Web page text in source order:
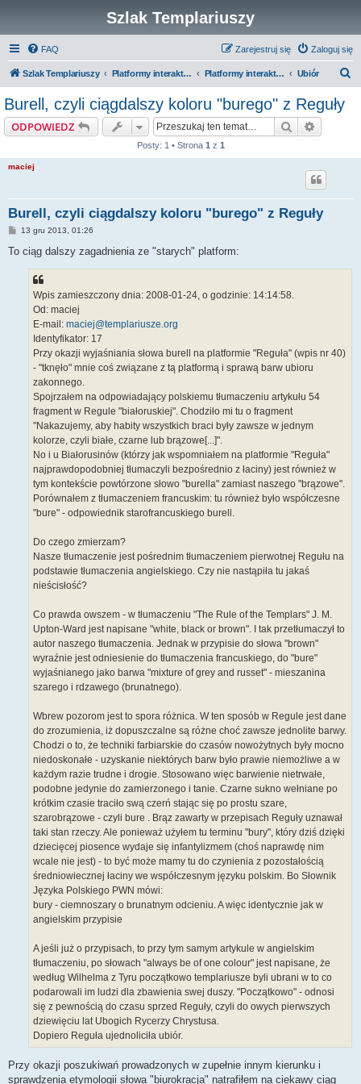
Szlak Templariuszy
FAQ Zaloguj się
Zarejestruj się
Szlak Templariuszy Platformy interaktywne Szlaku Templariuszy Platformy interaktywne - Zakon Templariuszy Ubiór
Burell, czyli ciągdalszy koloru "burego" z Reguły
ODPOWIEDZ Szukaj
Posty: 1 • Strona 1 z 1
maciej
Burell, czyli ciągdalszy koloru "burego" z Reguły
P
s
13 gru 2013, 01:26
To ciąg dalszy zagadnienia ze "starych" platform:
Wpis zamieszczony dnia: 2008-01-24, o godzinie: 14:14:58.
Od: maciej
E-mail: maciej@templariusze.org
Identyfikator: 17
Przy okazji wyjaśniania słowa burell na platformie "Reguła" (wpis nr 40)
- "tknęło" mnie coś związane z tą platformą i sprawą barw ubioru
zakonnego.
Spojrzałem na odpowiadający polskiemu tłumaczeniu artykułu 54
fragment w Regule "białoruskiej". Chodziło mi tu o fragment
"Nakazujemy, aby habity wszystkich braci były zawsze w jednym
kolorze, czyli białe, czarne lub brązowe[...]".
No i u Białorusinów (którzy jak wspomniałem na platformie "Reguła"
najprawdopodobniej tłumaczyli bezpośrednio z łaciny) jest również w
tym kontekście powtórzone słowo "burella" zamiast naszego "brązowe".
Porównałem z tłumaczeniem francuskim: tu również było współczesne
"bure" - odpowiednik starofrancuskiego burell.
Do czego zmierzam?
Nasze tłumaczenie jest pośrednim tłumaczeniem pierwotnej Regułu na
podstawie tłumaczenia angielskiego. Czy nie nastąpiła tu jakaś
nieścisłość?
Co prawda owszem - w tłumaczeniu "The Rule of the Templars" J. M.
Upton-Ward jest napisane "white, black or brown". I tak przetłumaczył to
autor naszego tłumaczenia. Jednak w przypisie do słowa "brown"
wyraźnie jest odniesienie do tłumaczenia francuskiego, do "bure"
wyjaśnianego jako barwa "mixture of grey and russet" - mieszanina
szarego i rdzawego (brunatnego).
Wbrew pozorom jest to spora różnica. W ten sposób w Regule jest dane
do zrozumienia, iż dopuszczalne są różne choć zawsze jednolite barwy.
Chodzi o to, że techniki farbiarskie do czasów nowożytnych były mocno
niedoskonałe - uzyskanie niektórych barw było prawie niemożliwe a w
każdym razie trudne i drogie. Stosowano więc barwienie nietrwałe,
podobne jedynie do zamierzonego i tanie. Czarne sukno wełniane po
krótkim czasie traciło swą czerń stając się po prostu szare,
szarobrązowe - czyli bure . Brąz zawarty w przepisach Reguły uznawał
taki stan rzeczy. Ale ponieważ użyłem tu terminu "bury", który dziś dzięki
dziecięcej piosence wydaje się infantylizmem (choś naprawdę nim
wcale nie jest) - to być może mamy tu do czynienia z pozostałością
średniowiecznej łaciny we współczesnym języku polskim. Bo Słownik
Języka Polskiego PWN mówi:
bury - ciemnoszary o brunatnym odcieniu. A więc identycznie jak w
angielskim przypisie
A jeśli już o przypisach, to przy tym samym artykule w angielskim
tłumaczeniu, po słowach "always be of one colour" jest napisane, że
według Wilhelma z Tyru początkowo templariusze byli ubrani w to co
podarowali im ludzi dla zbawienia swej duszy. "Początkowo" - odnosi
się z pewnością do czasu sprzed Reguły, czyli do owych pierwszych
dziewięciu lat Ubogich Rycerzy Chrystusa.
Dopiero Reguła ujednoliciła ubiór.
Przy okazji poszukiwań prowadzonych w zupełnie innym kierunku i
sprawdzenia etymologii słowa "biurokracja" natrafiłem na ciekawy ciąg